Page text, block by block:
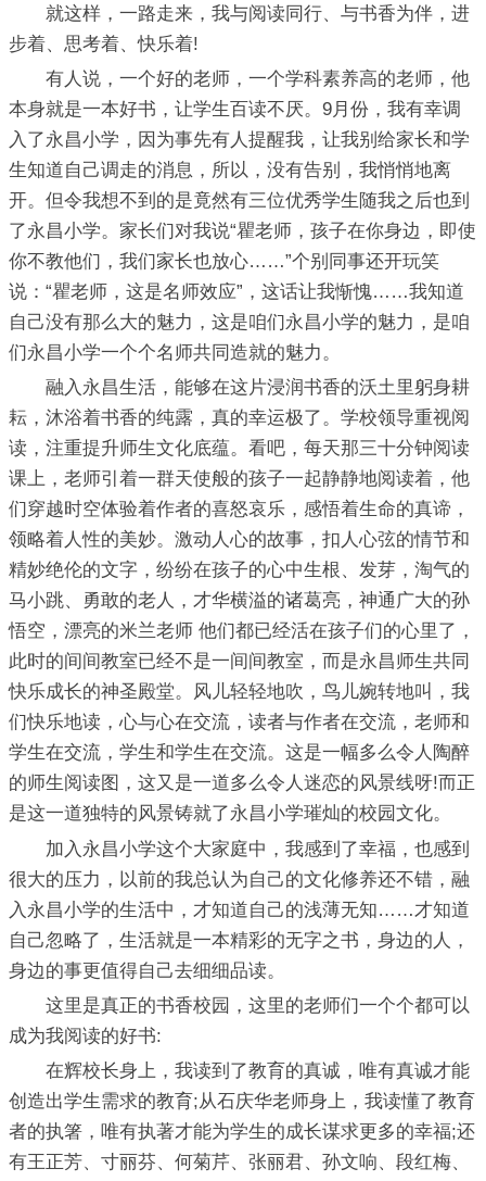
就这样，一路走来，我与阅读同行、与书香为伴，进
步着、思考着、快乐着!
有人说，一个好的老师，一个学科素养高的老师，他
本身就是一本好书，让学生百读不厌。9月份，我有幸调
入了永昌小学，因为事先有人提醒我，让我别给家长和学
生知道自己调走的消息，所以，没有告别，我悄悄地离
开。但令我想不到的是竟然有三位优秀学生随我之后也到
了永昌小学。家长们对我说“瞿老师，孩子在你身边，即使
你不教他们，我们家长也放心……”个别同事还开玩笑
说：“瞿老师，这是名师效应”，这话让我惭愧……我知道
自己没有那么大的魅力，这是咱们永昌小学的魅力，是咱
们永昌小学一个个名师共同造就的魅力。
融入永昌生活，能够在这片浸润书香的沃土里躬身耕
耘，沐浴着书香的纯露，真的幸运极了。学校领导重视阅
读，注重提升师生文化底蕴。看吧，每天那三十分钟阅读
课上，老师引着一群天使般的孩子一起静静地阅读着，他
们穿越时空体验着作者的喜怒哀乐，感悟着生命的真谛，
领略着人性的美妙。激动人心的故事，扣人心弦的情节和
精妙绝伦的文字，纷纷在孩子的心中生根、发芽，淘气的
马小跳、勇敢的老人，才华横溢的诸葛亮，神通广大的孙
悟空，漂亮的米兰老师 他们都已经活在孩子们的心里了，
此时的间间教室已经不是一间间教室，而是永昌师生共同
快乐成长的神圣殿堂。风儿轻轻地吹，鸟儿婉转地叫，我
们快乐地读，心与心在交流，读者与作者在交流，老师和
学生在交流，学生和学生在交流。这是一幅多么令人陶醉
的师生阅读图，这又是一道多么令人迷恋的风景线呀!而正
是这一道独特的风景铸就了永昌小学璀灿的校园文化。
加入永昌小学这个大家庭中，我感到了幸福，也感到
很大的压力，以前的我总认为自己的文化修养还不错，融
入永昌小学的生活中，才知道自己的浅薄无知……才知道
自己忽略了，生活就是一本精彩的无字之书，身边的人，
身边的事更值得自己去细细品读。
这里是真正的书香校园，这里的老师们一个个都可以
成为我阅读的好书:
在辉校长身上，我读到了教育的真诚，唯有真诚才能
创造出学生需求的教育;从石庆华老师身上，我读懂了教育
者的执箸，唯有执著才能为学生的成长谋求更多的幸福;还
有王正芳、寸丽芬、何菊芹、张丽君、孙文响、段红梅、